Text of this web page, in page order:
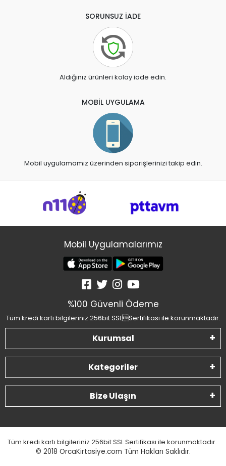
SORUNSUZ İADE
Aldığınız ürünleri kolay iade edin.
MOBİL UYGULAMA
Mobil uygulamamız üzerinden siparişlerinizi takip edin.
Mobil Uygulamalarımız
%100 Güvenli Ödeme
Tüm kredi kartı bilgileriniz 256bit SSLSertifikası ile korunmaktadır.
Kurumsal
Kategoriler
Bize Ulaşın
Tüm kredi kartı bilgileriniz 256bit SSL Sertifikası ile korunmaktadır.
© 2018 OrcaKirtasiye.com Tüm Hakları Saklıdır.